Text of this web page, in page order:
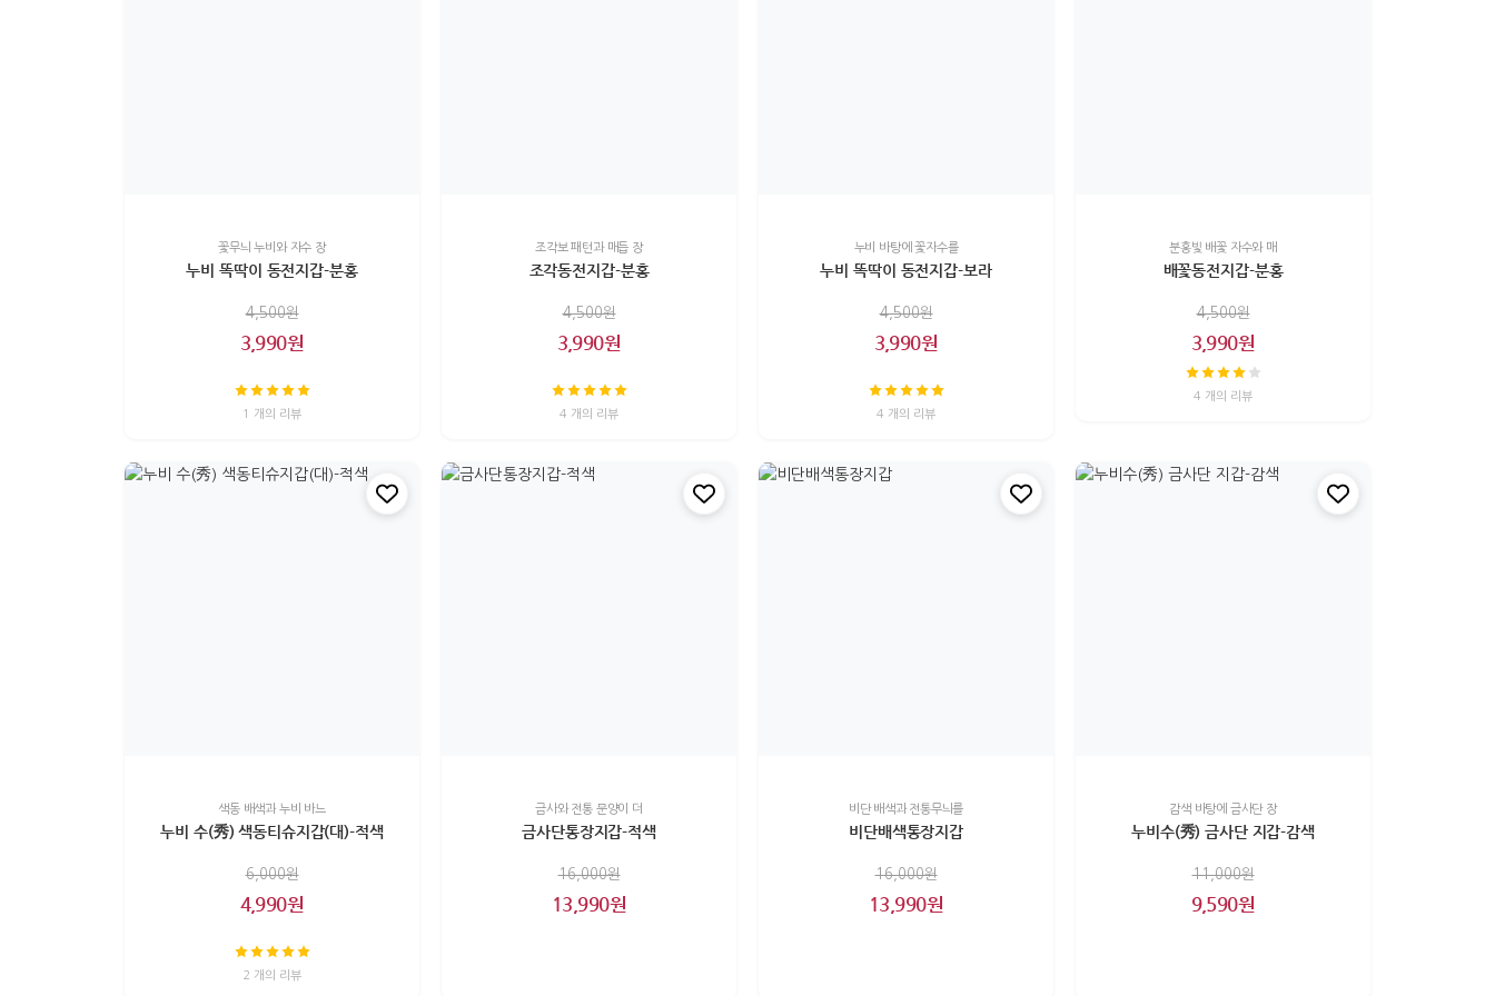
꽃무늬 누비와 자수 장
누비 똑딱이 동전지갑-분홍
4,500원
3,990원
1 개의 리뷰
조각보 패턴과 매듭 장
조각동전지갑-분홍
4,500원
3,990원
4 개의 리뷰
누비 바탕에 꽃자수를
누비 똑딱이 동전지갑-보라
4,500원
3,990원
4 개의 리뷰
분홍빛 배꽃 자수와 매
배꽃동전지갑-분홍
4,500원
3,990원
4 개의 리뷰
색동 배색과 누비 바느
누비 수(秀) 색동티슈지갑(대)-적색
6,000원
4,990원
2 개의 리뷰
금사와 전통 문양이 더
금사단통장지갑-적색
16,000원
13,990원
비단 배색과 전통무늬를
비단배색통장지갑
16,000원
13,990원
감색 바탕에 금사단 장
누비수(秀) 금사단 지갑-감색
11,000원
9,590원